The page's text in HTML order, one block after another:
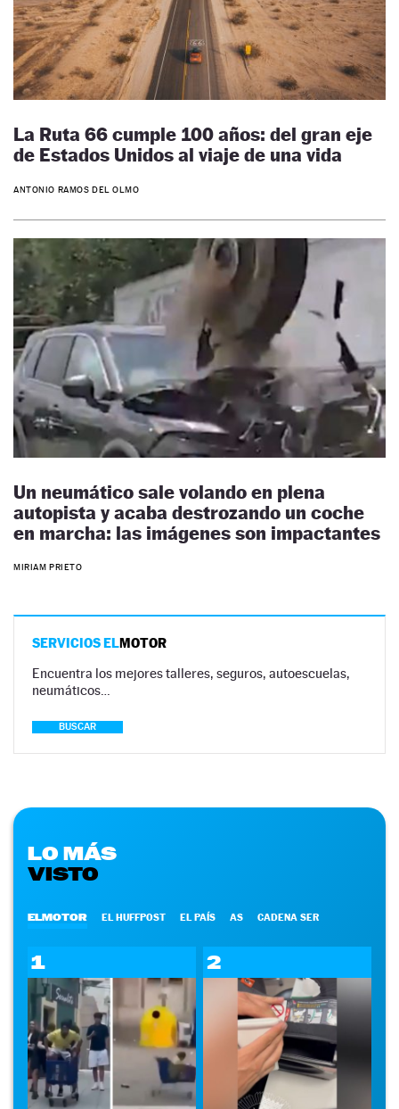
La Ruta 66 cumple 100 años: del gran eje
de Estados Unidos al viaje de una vida
ANTONIO RAMOS DEL OLMO
Un neumático sale volando en plena
autopista y acaba destrozando un coche
en marcha: las imágenes son impactantes
MIRIAM PRIETO
SERVICIOS ELMOTOR
Encuentra los mejores talleres, seguros, autoescuelas,
neumáticos…
BUSCAR
LO MÁS
VISTO
ELMOTOR EL HUFFPOST EL PAÍS AS CADENA SER
1 2